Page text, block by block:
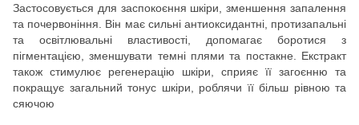
Застосовується для заспокоєння шкіри, зменшення запалення
та почервоніння. Він має сильні антиоксидантні, протизапальні
та освітлювальні властивості, допомагає боротися з
пігментацією, зменшувати темні плями та постакне. Екстракт
також стимулює регенерацію шкіри, сприяє її загоєнню та
покращує загальний тонус шкіри, роблячи її більш рівною та
сяючою